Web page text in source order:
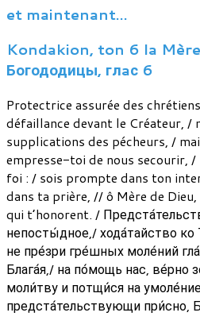
et maintenant…
Kondakion, ton 6 la
Богододицы, глaс 6
Protectrice assurée des
défaillance devant le Créateur, /
supplications des pécheurs, /
empresse-toi de nous secourir, /
foi : / sois prompte dans ton
dans ta prière, // ô Mère de
qui t’honorent. /
непосты́дное,/ хода́тайство
не пре́зри гре́шных моле́ний
Блага́я,/ на по́мощь нас, ве́рно
моли́тву и потщи́ся на
предста́тельствующи при́сно,